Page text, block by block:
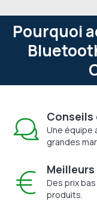
Pourquoi
Conseils
Une équipe
grandes
Des prix
produits.